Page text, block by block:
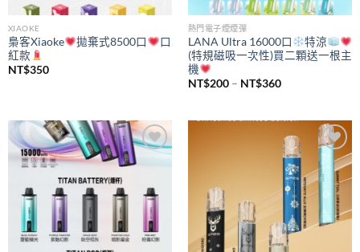
XIAOKE
梟客Xiaoke 拋棄式8500口
口
紅款
NT$350
熱門電子煙煙彈
LANA Ultra 16000口
特涼
(特規磁吸一次性)買二顆送一根主
機
NT$200 – NT$360價
NT$200
到
NT$360
Add to
Add to
wishlist